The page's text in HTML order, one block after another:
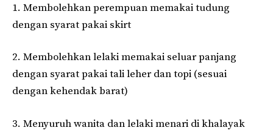
1. Membolehkan perempuan memakai tudung
dengan syarat pakai skirt
2. Membolehkan lelaki memakai seluar panjang
dengan syarat pakai tali leher dan topi (sesuai
dengan kehendak barat)
3. Menyuruh wanita dan lelaki menari di khalayak